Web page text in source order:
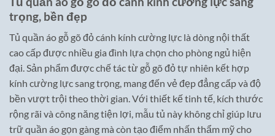
trọng, bền đẹp
Tủ quần áo gỗ gõ đỏ cánh kính cường lực là dòng nội thất
cao cấp được nhiều gia đình lựa chọn cho phòng ngủ hiện
đại. Sản phẩm được chế tác từ gỗ gõ đỏ tự nhiên kết hợp
kính cường lực sang trọng, mang đến vẻ đẹp đẳng cấp và độ
bền vượt trội theo thời gian. Với thiết kế tinh tế, kích thước
rộng rãi và công năng tiện lợi, mẫu tủ này không chỉ giúp lưu
trữ quần áo gọn gàng mà còn tạo điểm nhấn thẩm mỹ cho